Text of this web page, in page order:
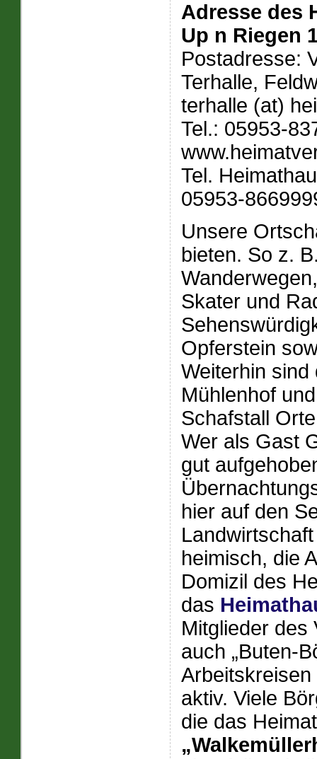
Adresse des
Up n Riegen
Postadresse:
Terhalle,
terhalle (at)
Tel.: 05953-
Tel.
05953-
Unsere
bieten. So z.
Skater und
Opferstein
Weiterhin sind
Mühlenhof
Schafstall
Wer als Gast
gut
hier auf den
heimisch, die
Domizil des
das
Mitglieder des
auch „Buten-
aktiv. Viele
die das